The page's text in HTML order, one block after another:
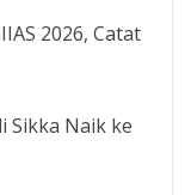
2026, Catat
Sikka Naik ke